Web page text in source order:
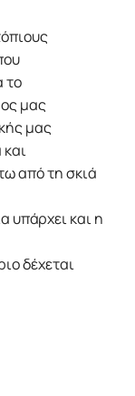
το
μας
μας
από τη σκιά
υπάρχει και η
δέχεται